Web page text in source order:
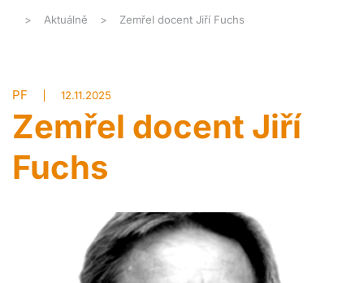
Aktuálně Zemřel docent Jiří Fuchs
PF 12.11.2025
Zemřel docent Jiří
Fuchs